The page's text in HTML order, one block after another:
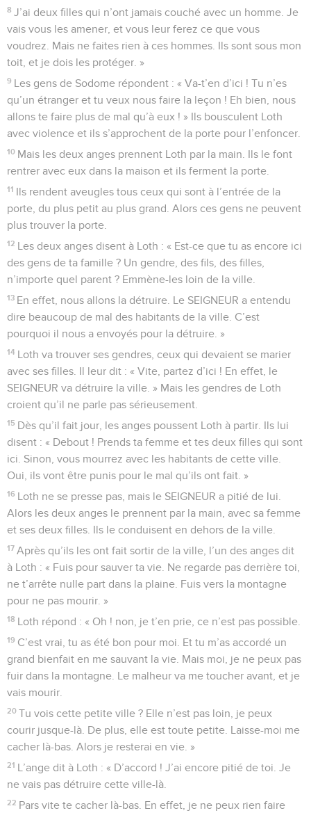
8 J’ai deux filles qui n’ont jamais couché avec un homme. Je
vais vous les amener, et vous leur ferez ce que vous
voudrez. Mais ne faites rien à ces hommes. Ils sont sous mon
toit, et je dois les protéger. »
9 Les gens de Sodome répondent : « Va-t’en d’ici ! Tu n’es
qu’un étranger et tu veux nous faire la leçon ! Eh bien, nous
allons te faire plus de mal qu’à eux ! » Ils bousculent Loth
avec violence et ils s’approchent de la porte pour l’enfoncer.
10 Mais les deux anges prennent Loth par la main. Ils le font
rentrer avec eux dans la maison et ils ferment la porte.
11 Ils rendent aveugles tous ceux qui sont à l’entrée de la
porte, du plus petit au plus grand. Alors ces gens ne peuvent
plus trouver la porte.
12 Les deux anges disent à Loth : « Est-ce que tu as encore ici
des gens de ta famille ? Un gendre, des fils, des filles,
n’importe quel parent ? Emmène-les loin de la ville.
13 En effet, nous allons la détruire. Le SEIGNEUR a entendu
dire beaucoup de mal des habitants de la ville. C’est
pourquoi il nous a envoyés pour la détruire. »
14 Loth va trouver ses gendres, ceux qui devaient se marier
avec ses filles. Il leur dit : « Vite, partez d’ici ! En effet, le
SEIGNEUR va détruire la ville. » Mais les gendres de Loth
croient qu’il ne parle pas sérieusement.
15 Dès qu’il fait jour, les anges poussent Loth à partir. Ils lui
disent : « Debout ! Prends ta femme et tes deux filles qui sont
ici. Sinon, vous mourrez avec les habitants de cette ville.
Oui, ils vont être punis pour le mal qu’ils ont fait. »
16 Loth ne se presse pas, mais le SEIGNEUR a pitié de lui.
Alors les deux anges le prennent par la main, avec sa femme
et ses deux filles. Ils le conduisent en dehors de la ville.
17 Après qu’ils les ont fait sortir de la ville, l’un des anges dit
à Loth : « Fuis pour sauver ta vie. Ne regarde pas derrière toi,
ne t’arrête nulle part dans la plaine. Fuis vers la montagne
pour ne pas mourir. »
18 Loth répond : « Oh ! non, je t’en prie, ce n’est pas possible.
19 C’est vrai, tu as été bon pour moi. Et tu m’as accordé un
grand bienfait en me sauvant la vie. Mais moi, je ne peux pas
fuir dans la montagne. Le malheur va me toucher avant, et je
vais mourir.
20 Tu vois cette petite ville ? Elle n’est pas loin, je peux
courir jusque-là. De plus, elle est toute petite. Laisse-moi me
cacher là-bas. Alors je resterai en vie. »
21 L’ange dit à Loth : « D’accord ! J’ai encore pitié de toi. Je
ne vais pas détruire cette ville-là.
22 Pars vite te cacher là-bas. En effet, je ne peux rien faire